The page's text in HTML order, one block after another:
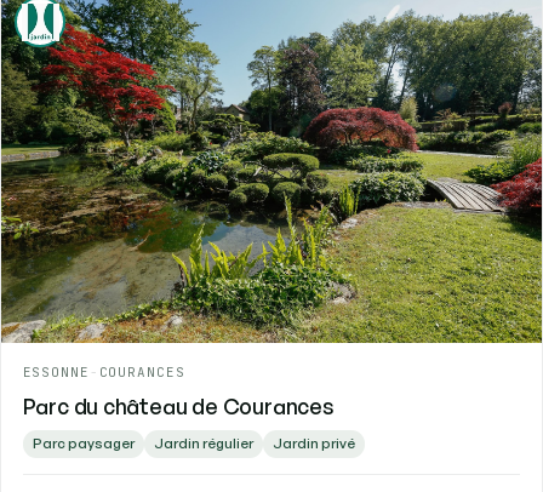
ESSONNE - COURANCES
Parc du château de Courances
Parc paysager Jardin régulier Jardin privé